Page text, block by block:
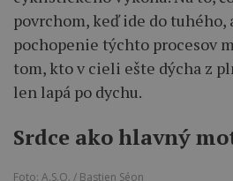
povrchom, keď ide do tuhého,
pochopenie týchto procesov
tom, kto v cieli ešte dýcha z
len lapá po dychu.
Srdce ako hlavný
Foto: A.S.O. / Bastien Séon